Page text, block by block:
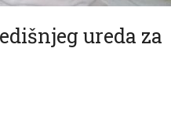
ureda za